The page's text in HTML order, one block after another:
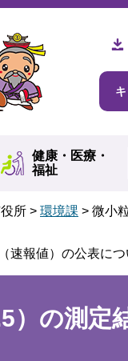
健康・ 医療・
福祉
所 > 環境課 > 微小
速報値）の公表につ
）の測定